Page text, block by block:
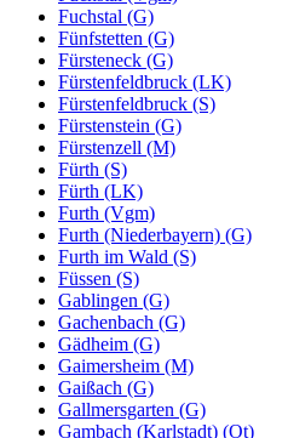
Fuchstal (G)
Fünfstetten (G)
Fürsteneck (G)
Fürstenfeldbruck (LK)
Fürstenfeldbruck (S)
Fürstenstein (G)
Fürstenzell (M)
Fürth (S)
Fürth (LK)
Furth (Vgm)
Furth (Niederbayern) (G)
Furth im Wald (S)
Füssen (S)
Gablingen (G)
Gachenbach (G)
Gädheim (G)
Gaimersheim (M)
Gaißach (G)
Gallmersgarten (G)
Gambach (Karlstadt) (Ot)